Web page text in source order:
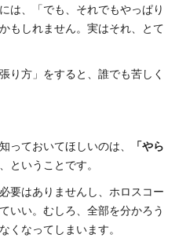
は、「でも、それでもやっぱり
もしれません。実はそれ、とて
り方」をすると、誰でも苦しく
っておいてほしいのは、
「やら
、ということです。
要はありませんし、ホロスコー
いい。むしろ、全部を分かろう
くなってしまいます。